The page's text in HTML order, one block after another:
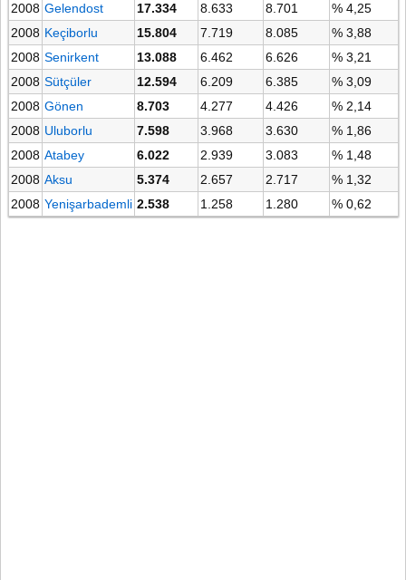
2008 Gelendost 17.334 8.633 8.701
% 4,25
2008 Keçiborlu 15.804 7.719 8.085
% 3,88
2008 Senirkent 13.088 6.462 6.626
% 3,21
2008 Sütçüler 12.594 6.209 6.385
% 3,09
2008 Gönen 8.703 4.277 4.426
% 2,14
2008 Uluborlu 7.598 3.968 3.630
% 1,86
2008 Atabey 6.022 2.939 3.083
% 1,48
2008 Aksu 5.374 2.657 2.717
% 1,32
2008 Yenişarbademli 2.538 1.258 1.280 % 0,62